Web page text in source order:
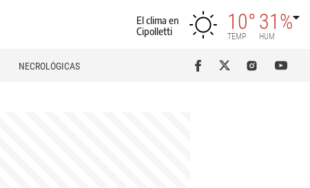
El clima en
Cipolletti
10°
TEMP
31%
HUM
NECROLÓGICAS